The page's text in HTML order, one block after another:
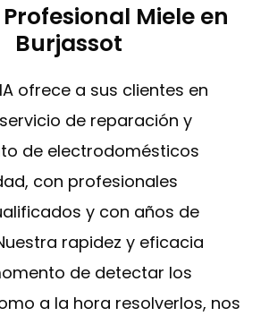
Miele en
Burjassot
ofrece a sus clientes en
de reparación y
de electrodomésticos
con profesionales
y con años de
rapidez y eficacia
de detectar los
a la hora resolverlos, nos